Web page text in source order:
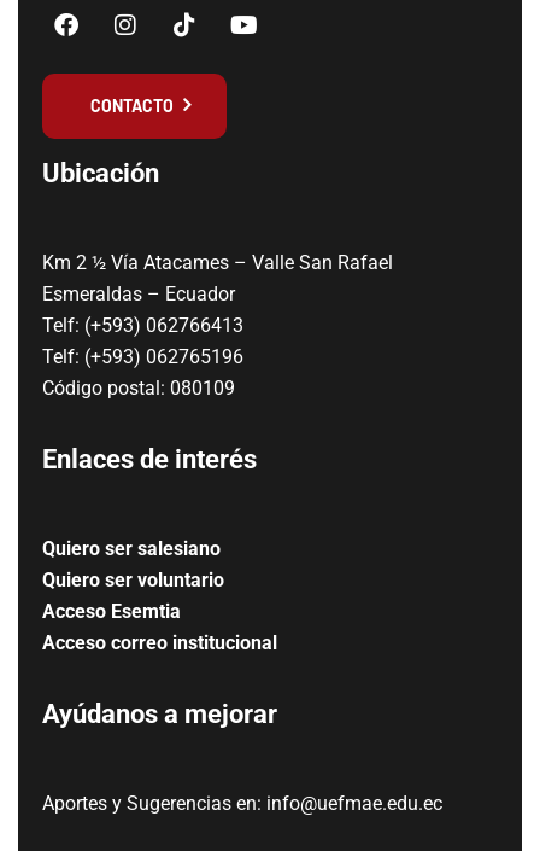
CONTACTO
Ubicación
Km 2 ½ Vía Atacames – Valle San Rafael
Esmeraldas – Ecuador
Telf: (+593) 062766413
Telf: (+593) 062765196
Código postal: 080109
Enlaces de interés
Quiero ser salesiano
Quiero ser voluntario
Acceso Esemtia
Acceso correo institucional
Ayúdanos a mejorar
Aportes y Sugerencias en: info@uefmae.edu.ec